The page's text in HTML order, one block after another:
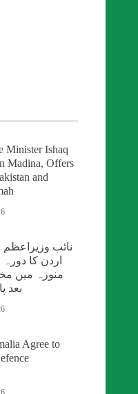
Minister Ishaq
Madina, Offers
and
نائب وزیراعظم
اردن کا دورہ
منورہ میں
بعد
Agree to